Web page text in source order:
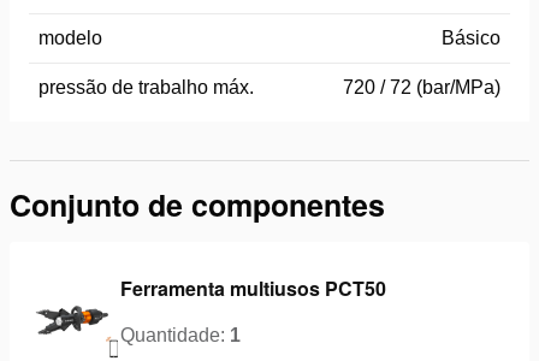
modelo Básico
pressão de trabalho máx. 720 / 72 (bar/MPa)
Conjunto de componentes
Ferramenta multiusos PCT50
Quantidade: 1